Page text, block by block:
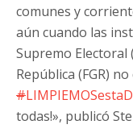
comunes y
aún cuando las
Supremo Electoral
República (FGR)
#
todas!», publicó